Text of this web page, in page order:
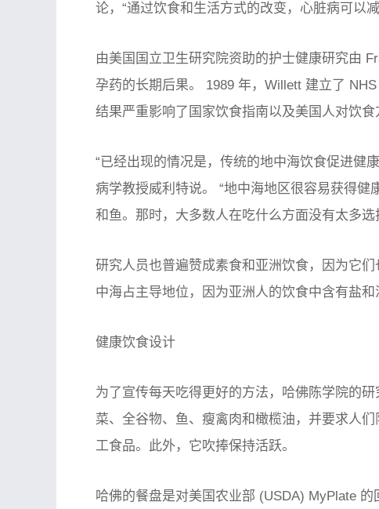
论，“通过饮食和生活方式的改变，心脏病可以
由美国国立卫生研究院资助的护士健康研究由
孕药的长期后果。 1989 年，Willett 建立了
结果严重影响了国家饮食指南以及美国人对饮食
“已经出现的情况是，传统的地中海饮食促进健
病学教授威利特说。 “地中海地区很容易获得
和鱼。那时，大多数人在吃什么方面没有太多选
研究人员也普遍赞成素食和亚洲饮食，因为它
中海占主导地位，因为亚洲人的饮食中含有盐
健康饮食设计
为了宣传每天吃得更好的方法，哈佛陈学院的
菜、全谷物、鱼、瘦禽肉和橄榄油，并要求人
工食品。此外，它吹捧保持活跃。
哈佛的餐盘是对美国农业部 (USDA) MyPlate